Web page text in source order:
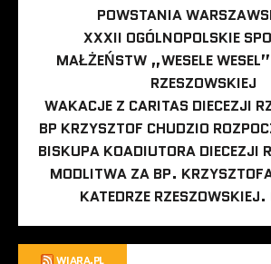
POWSTANIA
XXXII OGÓLNOPOLSKIE
MAŁŻEŃSTW „WESELE
RZESZOWSKIEJ
WAKACJE Z CARITAS DIECEZJI
BP KRZYSZTOF CHUDZIO
BISKUPA KOADIUTORA DIECEZJI
MODLITWA ZA BP.
KATEDRZE RZESZOWSKIEJ.
WIARA.PL